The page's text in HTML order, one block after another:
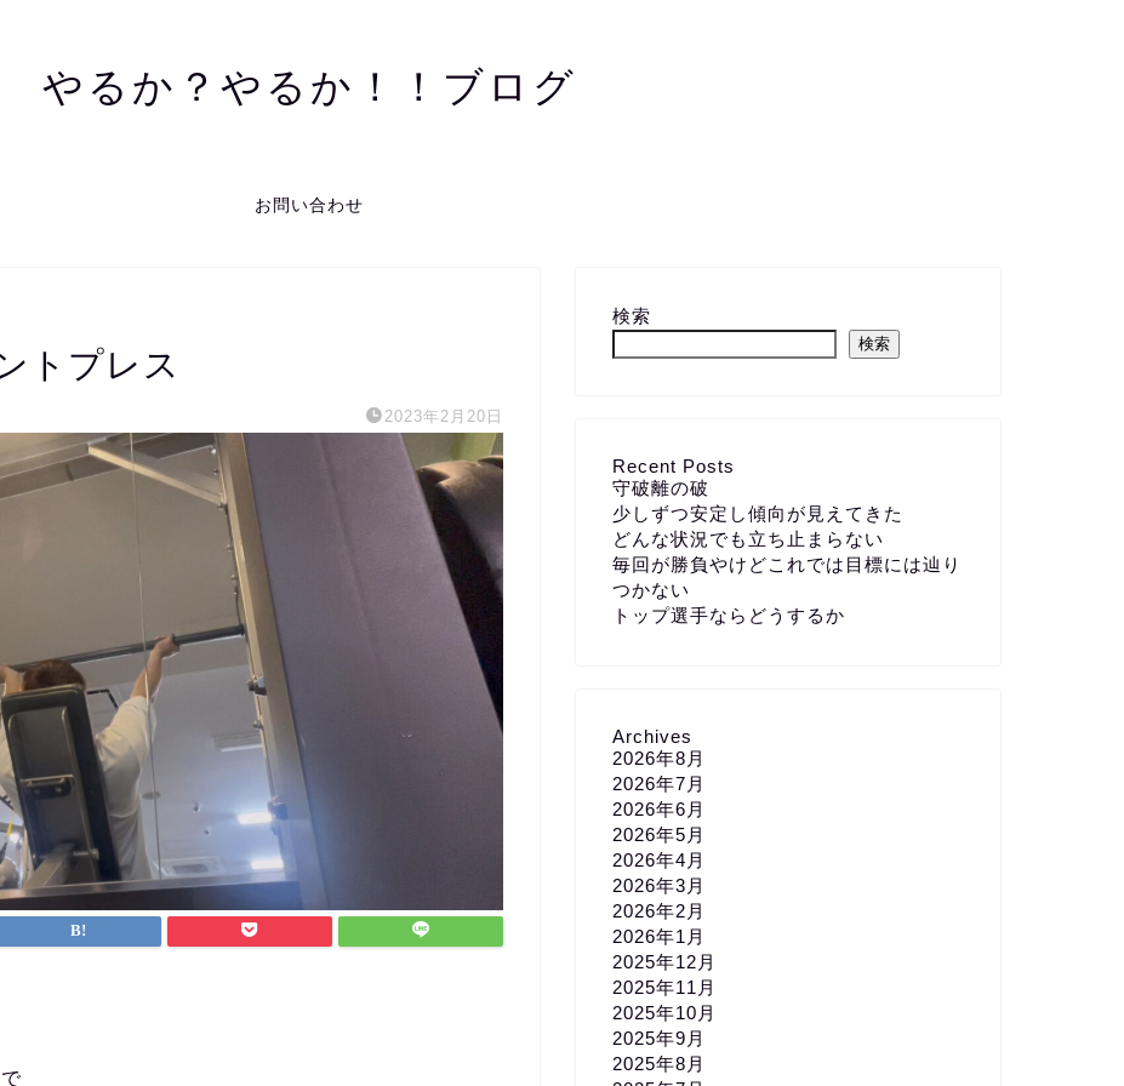
やるか？やるか！！ブログ
お問い合わせ
トプレス
2023年2月20日
検索
検索
Recent Posts
守破離の破
少しずつ安定し傾向が見えてきた
どんな状況でも立ち止まらない
毎回が勝負やけどこれでは目標には辿り
つかない
トップ選手ならどうするか
Archives
2026年8月
2026年7月
2026年6月
2026年5月
2026年4月
2026年3月
2026年2月
2026年1月
2025年12月
2025年11月
2025年10月
2025年9月
2025年8月